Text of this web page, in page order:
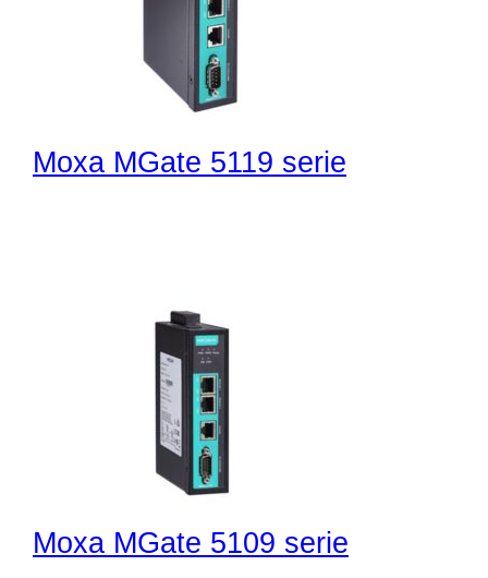
Moxa MGate 5119 serie
Moxa MGate 5109 serie